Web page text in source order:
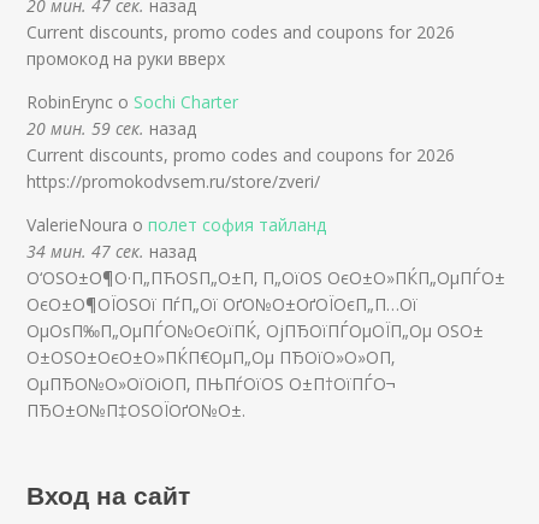
20 мин. 47 сек. назад
Current discounts, promo codes and coupons for 2026
промокод на руки вверх
RobinErync о Sochi Charter
20 мин. 59 сек. назад
Current discounts, promo codes and coupons for 2026
https://promokodvsem.ru/store/zveri/
ValerieNoura ополет софия тайланд
34 мин. 47 сек. назад
О‘ОЅО±О¶О·П„ПЋОЅП„О±П‚ П„ОїОЅ ОєО±О»ПЌП„ОµПЃО±
ОєО±О¶ОЇОЅОї ПѓП„Ої ОґО№О±ОґОЇОєП„П…Ої
ОµОѕП‰П„ОµПЃО№ОєОїПЌ, ОјПЂОїПЃОµОЇП„Оµ ОЅО±
О±ОЅО±ОєО±О»ПЌП€ОµП„Оµ ПЂОїО»О»О­П‚
ОµПЂО№О»ОїОіО­П‚ ПЊПѓОїОЅ О±П†ОїПЃО¬
ПЂО±О№П‡ОЅОЇОґО№О±.
Вход на сайт